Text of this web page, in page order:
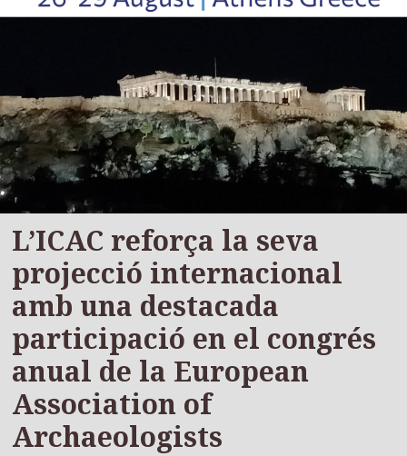
L’ICAC reforça la seva
projecció internacional
amb una destacada
participació en el congrés
anual de la European
Association of
Archaeologists